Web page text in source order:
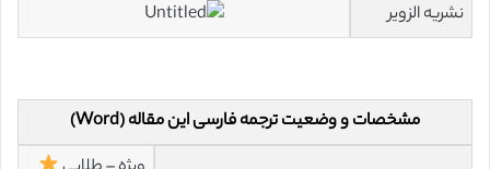
نشریه الزویر
مشخصات و وضعیت ترجمه فارسی این مقاله (Word)